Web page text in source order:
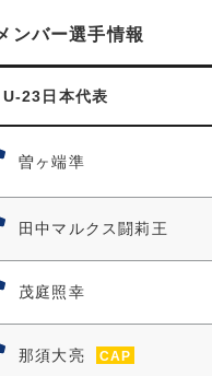
ンバー選手情報
U-23日本代表
曽ヶ端準
田中マルクス闘莉王
茂庭照幸
那須大亮 CAP